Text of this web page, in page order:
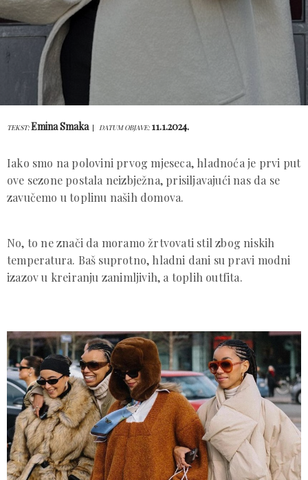
TEKST:Emina Smaka DATUM OBJAVE: 11.1.2024.
Iako smo na polovini prvog mjeseca, hladnoća je prvi put
ove sezone postala neizbježna, prisiljavajući nas da se
zavučemo u toplinu naših domova.
No, to ne znači da moramo žrtvovati stil zbog niskih
temperatura. Baš suprotno, hladni dani su pravi modni
izazov u kreiranju zanimljivih, a toplih outfita.